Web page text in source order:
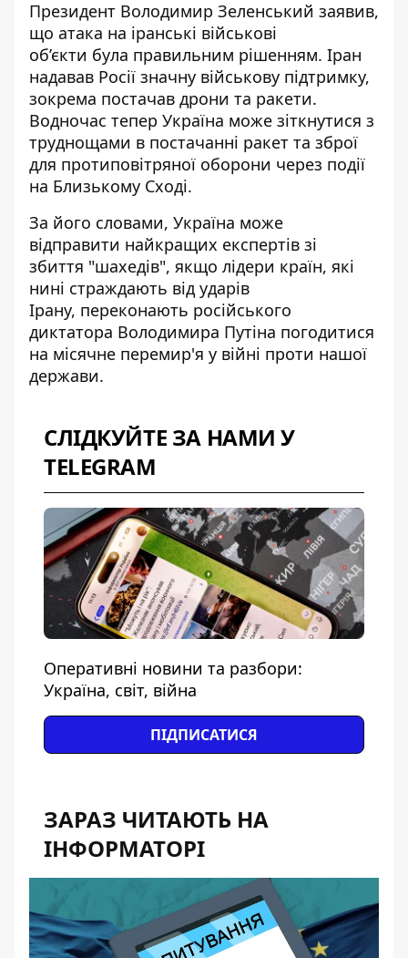
Президент Володимир Зеленський заявив,
що атака на іранські військові
об’єкти була правильним рішенням. Іран
надавав Росії значну військову підтримку,
зокрема постачав дрони та ракети.
Водночас тепер Україна може зіткнутися з
труднощами в постачанні ракет та зброї
для протиповітряної оборони через події
на Близькому Сході.
За його словами, Україна може
відправити найкращих експертів зі
збиття "шахедів", якщо лідери країн, які
нині страждають від ударів
Ірану, переконають російського
диктатора Володимира Путіна погодитися
на місячне перемир'я у війні проти нашої
держави.
СЛІДКУЙТЕ ЗА НАМИ У
TELEGRAM
Оперативні новини та разбори:
Україна, світ, війна
ПІДПИСАТИСЯ
ЗАРАЗ ЧИТАЮТЬ НА
ІНФОРМАТОРІ